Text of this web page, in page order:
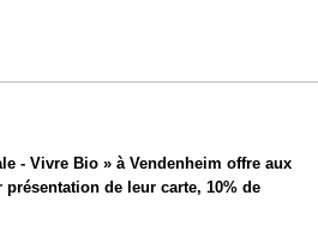
- Vivre Bio » à Vendenheim offre aux
de leur carte, 10% de